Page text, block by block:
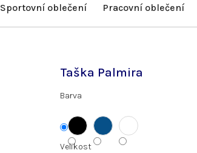
Sportovní oblečení Pracovní oblečení
Taška Palmira
Barva
Velikost